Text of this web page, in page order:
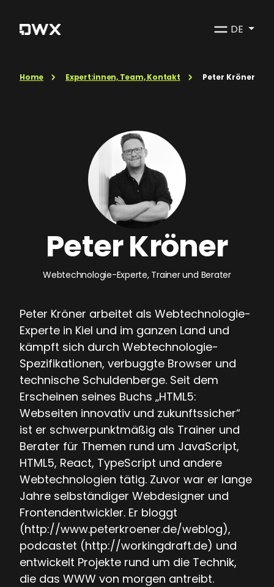
DE
Home Expert:innen, Team, Kontakt Peter Kröner
Peter Kröner
Webtechnologie-Experte, Trainer und Berater
Peter Kröner arbeitet als Webtechnologie-
Experte in Kiel und im ganzen Land und
kämpft sich durch Webtechnologie-
Spezifikationen, verbuggte Browser und
technische Schuldenberge. Seit dem
Erscheinen seines Buchs „HTML5:
Webseiten innovativ und zukunftssicher“
ist er schwerpunktmäßig als Trainer und
Berater für Themen rund um JavaScript,
HTML5, React, TypeScript und andere
Webtechnologien tätig. Zuvor war er lange
Jahre selbständiger Webdesigner und
Frontendentwickler. Er bloggt
(http://www.peterkroener.de/weblog),
podcastet (http://workingdraft.de) und
entwickelt Projekte rund um die Technik,
die das WWW von morgen antreibt.